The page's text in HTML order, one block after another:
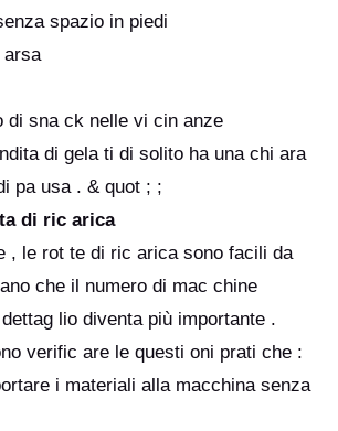
spazio in piedi
arsa
di sna ck nelle vi cin anze
di gela ti di solito ha una chi ara
pa usa . & quot ; ;
di ric arica
, le rot te di ric arica sono facili da
che il numero di mac chine
lio diventa più importante .
verific are le questi oni prati che :
i materiali alla macchina senza